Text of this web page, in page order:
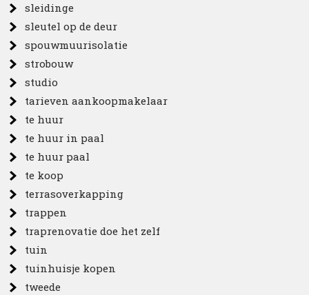
sleidinge
sleutel op de deur
spouwmuurisolatie
strobouw
studio
tarieven aankoopmakelaar
te huur
te huur in paal
te huur paal
te koop
terrasoverkapping
trappen
traprenovatie doe het zelf
tuin
tuinhuisje kopen
tweede